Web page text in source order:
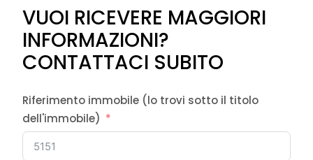
VUOI RICEVERE MAGGIORI
INFORMAZIONI?
CONTATTACI SUBITO
Riferimento immobile (lo trovi sotto il titolo
dell'immobile)